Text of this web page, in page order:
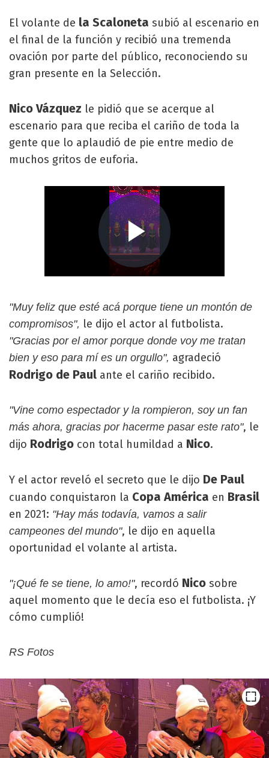
El volante de la Scaloneta subió al escenario en
el final de la función y recibió una tremenda
ovación por parte del público, reconociendo su
gran presente en la Selección.
Nico Vázquez le pidió que se acerque al
escenario para que reciba el cariño de toda la
gente que lo aplaudió de pie entre medio de
muchos gritos de euforia.
"Muy feliz que esté acá porque tiene un montón de
compromisos", le dijo el actor al futbolista.
"Gracias por el amor porque donde voy me tratan
bien y eso para mí es un orgullo", agradeció
Rodrigo de Paul ante el cariño recibido.
"Vine como espectador y la rompieron, soy un fan
más ahora, gracias por hacerme pasar este rato", le
dijo Rodrigo con total humildad a Nico.
Y el actor reveló el secreto que le dijo De Paul
cuando conquistaron la Copa América en Brasil
en 2021: "Hay más todavía, vamos a salir
campeones del mundo", le dijo en aquella
oportunidad el volante al artista.
"¡Qué fe se tiene, lo amo!", recordó Nico sobre
aquel momento que le decía eso el futbolista. ¡Y
cómo cumplió!
RS Fotos